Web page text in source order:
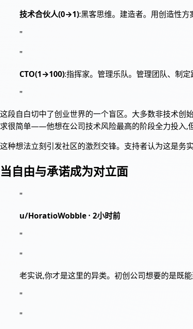
技术合伙人(0→1):黑客思维。建造者。用创造性
"
"
CTO(1→100):指挥家。管理乐队。管理团队、制
"
这段自白切中了创业世界的一个盲区。大多数非技术创
求很简单——他想在公司技术风险最高的阶段全力投入,
这种想法立刻引发社区的激烈交锋。支持者认为这是务
当自由与承诺成为对立面
"
u/HoratioWobble · 2小时前
"
"
老实说,你才是这里的异类。初创公司想要的是既
"
"